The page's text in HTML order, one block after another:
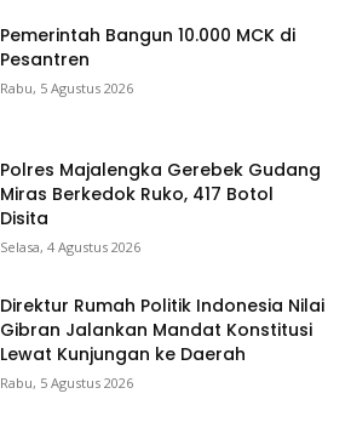
Pemerintah Bangun 10.000 MCK di
Pesantren
Rabu, 5 Agustus 2026
Polres Majalengka Gerebek Gudang
Miras Berkedok Ruko, 417 Botol
Disita
Selasa, 4 Agustus 2026
Direktur Rumah Politik Indonesia Nilai
Gibran Jalankan Mandat Konstitusi
Lewat Kunjungan ke Daerah
Rabu, 5 Agustus 2026